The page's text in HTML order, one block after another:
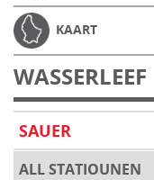
KAART
WASSERLEEF
SAUER
ALL STATIOUNEN